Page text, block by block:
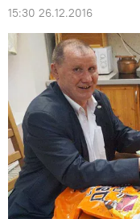
15:30 26.12.2016